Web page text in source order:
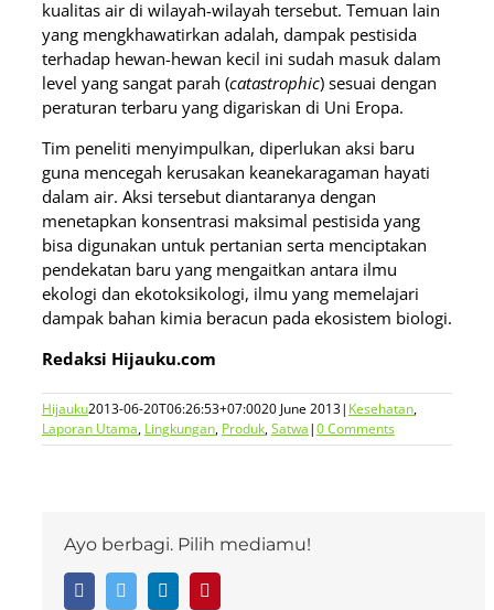
kualitas air di wilayah-wilayah tersebut. Temuan lain
yang mengkhawatirkan adalah, dampak pestisida
terhadap hewan-hewan kecil ini sudah masuk dalam
level yang sangat parah (catastrophic) sesuai dengan
peraturan terbaru yang digariskan di Uni Eropa.
Tim peneliti menyimpulkan, diperlukan aksi baru
guna mencegah kerusakan keanekaragaman hayati
dalam air. Aksi tersebut diantaranya dengan
menetapkan konsentrasi maksimal pestisida yang
bisa digunakan untuk pertanian serta menciptakan
pendekatan baru yang mengaitkan antara ilmu
ekologi dan ekotoksikologi, ilmu yang memelajari
dampak bahan kimia beracun pada ekosistem biologi.
Redaksi Hijauku.com
Hijauku2013-06-20T06:26:53+07:0020 June 2013| Kesehatan,
Laporan Utama, Lingkungan, Produk,Satwa|0 Comments
Ayo berbagi. Pilih mediamu!
FacebookTwitter LinkedIn